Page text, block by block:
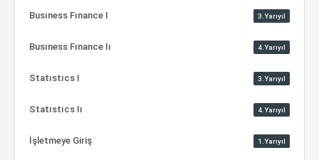
Busıness Fınance I 3.Yarıyıl
Busıness Fınance Iı 4.Yarıyıl
Statıstıcs I 3.Yarıyıl
Statıstıcs Iı 4.Yarıyıl
İşletmeye Giriş 1.Yarıyıl